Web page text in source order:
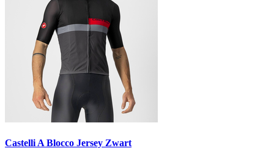
Castelli A Blocco Jersey Zwart